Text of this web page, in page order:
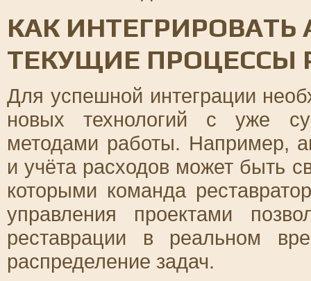
КАК
ТЕКУЩИЕ ПРОЦЕССЫ
Для успешной интеграции
новых технологий с уже
методами работы. Например,
и учёта расходов может быть
которыми команда
управления проектами
реставрации в реальном
распределение задач.